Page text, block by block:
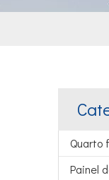
Quarto
Painel